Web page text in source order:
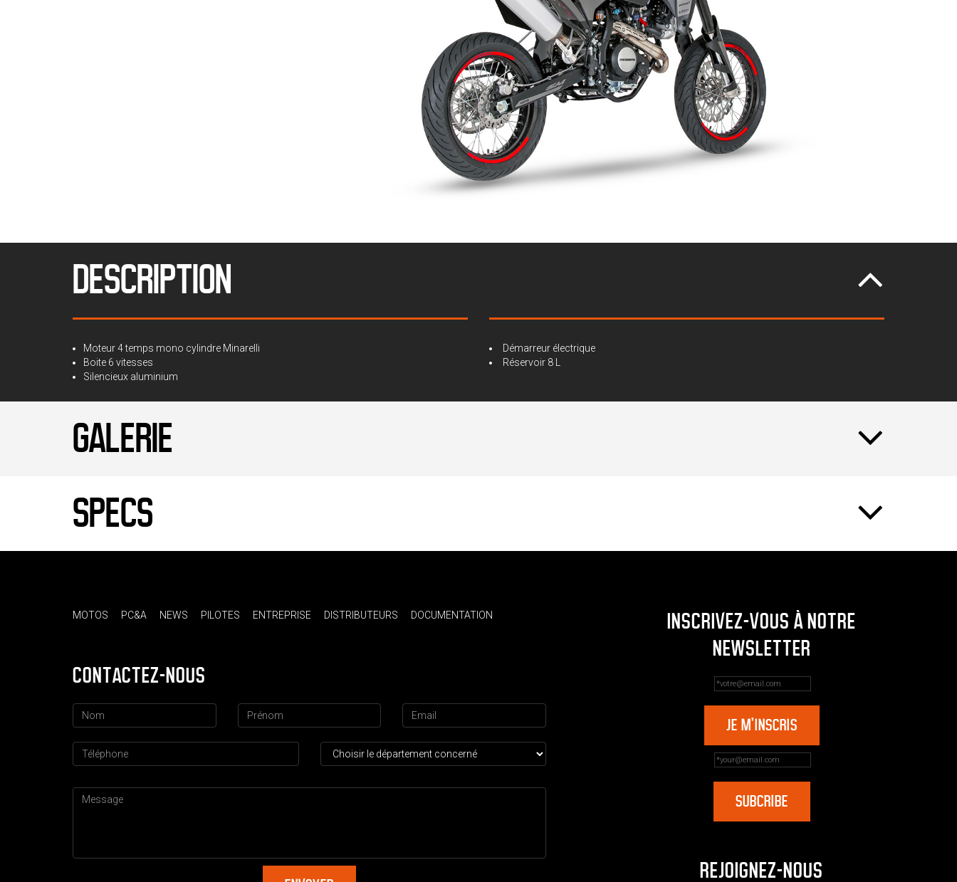
DESCRIPTION
Moteur 4 temps mono cylindre Minarelli
Boite 6 vitesses
Silencieux aluminium
Démarreur électrique
Réservoir 8 L
GALERIE
SPECS
MOTOS PC&A NEWS PILOTES ENTREPRISE DISTRIBUTEURS DOCUMENTATION
CONTACTEZ-NOUS
INSCRIVEZ-VOUS À NOTRE
NEWSLETTER
REJOIGNEZ-NOUS